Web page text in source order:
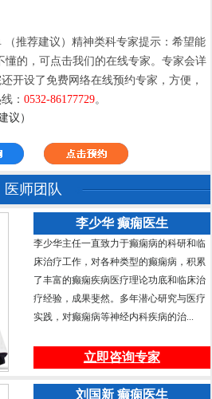
推荐建议）精神类科专家提示：希望能
的，可点击我们的在线专家。专家会详
开设了免费网络在线预约专家，方便，
：0532-86177729。
议）
医师团队
李少华 癫痫医生
李少华主任一直致力于癫痫病的科研和临
床治疗工作，对各种类型的癫痫病，积累
了丰富的癫痫疾病医疗理论功底和临床治
疗经验，成果斐然。多年潜心研究与医疗
实践，对癫痫病等神经内科疾病的治...
立即咨询专家
刘国新 癫痫医生